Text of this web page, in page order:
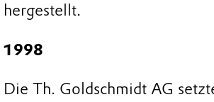
hergestellt.
1998
Die Th. Goldschmidt AG